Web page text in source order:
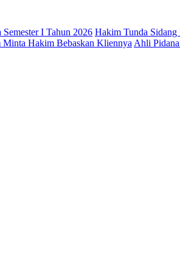
I Tahun 2026 Hakim Tunda Sidang
Hakim Bebaskan Kliennya Ahli